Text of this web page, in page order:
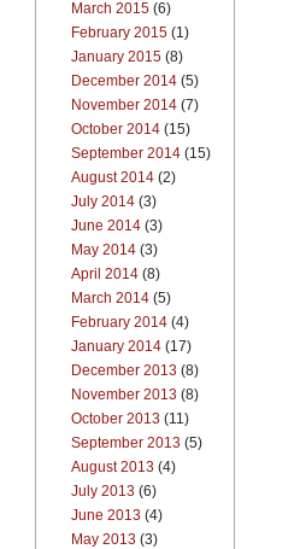
March 2015 (6)
February 2015 (1)
January 2015 (8)
December 2014 (5)
November 2014 (7)
October 2014 (15)
September 2014 (15)
August 2014 (2)
July 2014 (3)
June 2014 (3)
May 2014 (3)
April 2014 (8)
March 2014 (5)
February 2014 (4)
January 2014 (17)
December 2013 (8)
November 2013 (8)
October 2013 (11)
September 2013 (5)
August 2013 (4)
July 2013 (6)
June 2013 (4)
May 2013 (3)